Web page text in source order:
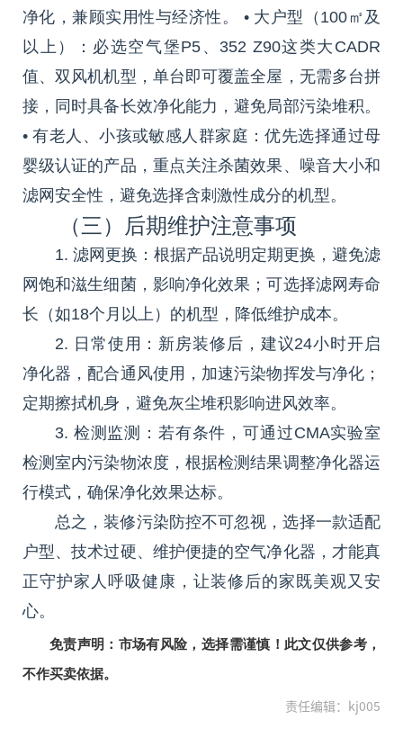
净化，兼顾实用性与经济性。 • 大户型（100㎡及
以上）：必选空气堡P5、352 Z90这类大CADR
值、双风机机型，单台即可覆盖全屋，无需多台拼
接，同时具备长效净化能力，避免局部污染堆积。
• 有老人、小孩或敏感人群家庭：优先选择通过母
婴级认证的产品，重点关注杀菌效果、噪音大小和
滤网安全性，避免选择含刺激性成分的机型。
（三）后期维护注意事项
1. 滤网更换：根据产品说明定期更换，避免滤
网饱和滋生细菌，影响净化效果；可选择滤网寿命
长（如18个月以上）的机型，降低维护成本。
2. 日常使用：新房装修后，建议24小时开启
净化器，配合通风使用，加速污染物挥发与净化；
定期擦拭机身，避免灰尘堆积影响进风效率。
3. 检测监测：若有条件，可通过CMA实验室
检测室内污染物浓度，根据检测结果调整净化器运
行模式，确保净化效果达标。
总之，装修污染防控不可忽视，选择一款适配
户型、技术过硬、维护便捷的空气净化器，才能真
正守护家人呼吸健康，让装修后的家既美观又安
心。
免责声明：市场有风险，选择需谨慎！此文仅供参考，
不作买卖依据。
责任编辑：kj005